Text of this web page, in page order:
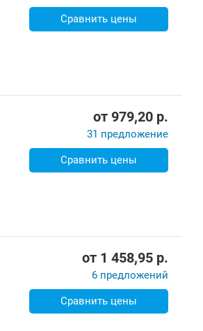
Сравнить цены
от 979,20 p.
31 предложение
Сравнить цены
от 1 458,95 p.
6 предложений
Сравнить цены